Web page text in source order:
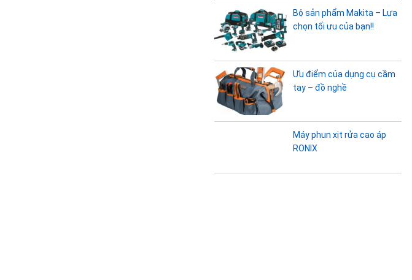
Bộ sản phẩm Makita – Lựa
chọn tối ưu của bạn!!
Ưu điểm của dụng cụ cầm
tay – đồ nghề
Máy phun xịt rửa cao áp
RONIX